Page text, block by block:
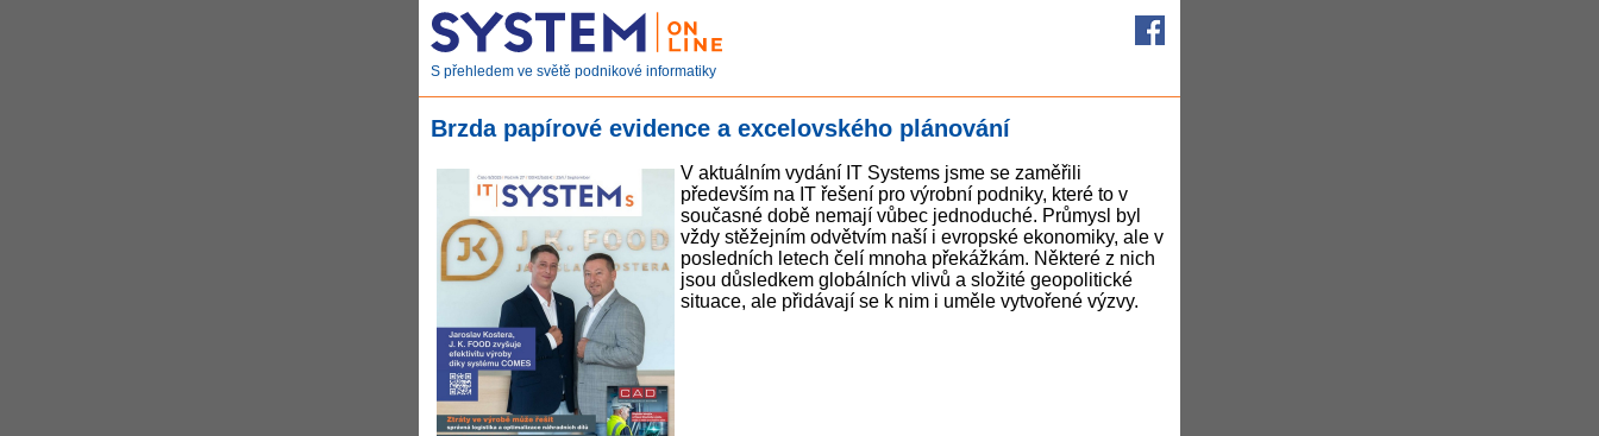
S přehledem ve světě podnikové informatiky
Brzda papírové evidence a excelovského plánování
V aktuálním vydání IT Systems jsme se zaměřili
především na IT řešení pro výrobní podniky, které to v
současné době nemají vůbec jednoduché. Průmysl byl
vždy stěžejním odvětvím naší i evropské ekonomiky, ale v
posledních letech čelí mnoha překážkám. Některé z nich
jsou důsledkem globálních vlivů a složité geopolitické
situace, ale přidávají se k nim i uměle vytvořené výzvy.